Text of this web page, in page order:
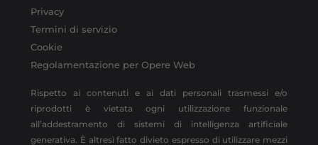
Privacy
Termini di servizio
Cookie
Regolamentazione per Opere Web
Rispetto ai contenuti e ai dati personali trasmessi e/o
riprodotti è vietata ogni utilizzazione funzionale
all’addestramento di sistemi di intelligenza artificiale
generativa. È altresì fatto divieto espresso di utilizzare mezzi